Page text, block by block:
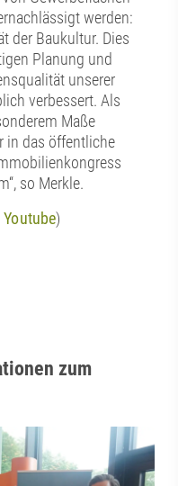
werden:
der Baukultur. Dies
Planung und
unserer
verbessert. Als
Maße
in das öffentliche
so Merkle.
Youtube)
zum